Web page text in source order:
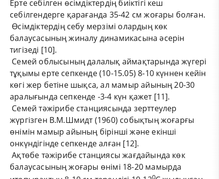
Ерте себілген өсімдіктердің биіктігі кеш
себілгендерге қарағанда 35-42 см жоғары болған.
Өсімдіктердің себу мерзімі олардың көк
балаусасының жиналу динамикасына әсерін
тигізеді [10].
Семей облысының далалық аймақтарында жүгері
тұқымы ерте сепкенде (10-15.05) 8-10 күннен кейін
көгі жер бетіне шықса, ал мамыр айының 20-30
аралығында сепкенде -3-4 күн қажет [11].
Семей тәжірибе станциясында зерттеулер
жүргізген В.М.Шмидт (1960) собықтың жоғарғы
өнімін мамыр айының бірінші және екінші
онкүндігінде сепкенде алған [12].
Ақтөбе тәжірибе станциясы жағдайында көк
балаусасының жоғары өнімі 18-20 мамырда
0